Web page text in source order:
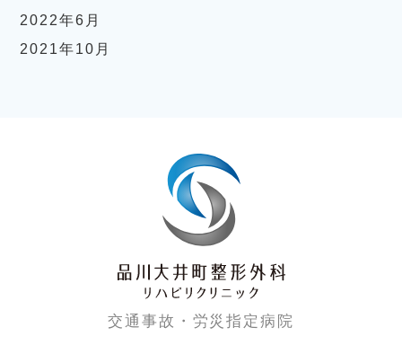
2022年6月
2021年10月
交通事故・労災指定病院